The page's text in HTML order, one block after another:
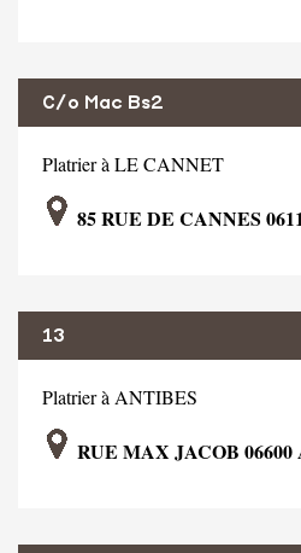
C/o Mac Bs2
Platrier à LE CANNET
85 RUE DE CANNES
13
Platrier à ANTIBES
RUE MAX JACOB